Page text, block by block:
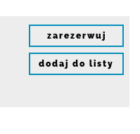
zarezerwuj
dodaj do listy